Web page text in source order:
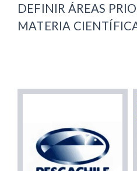
DEFINIR ÁREAS
MATERIA